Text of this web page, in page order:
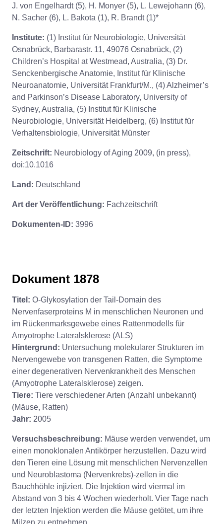
J. von Engelhardt (5), H. Monyer (5), L. Lewejohann (6),
N. Sacher (6), L. Bakota (1), R. Brandt (1)*
Institute: (1) Institut für Neurobiologie, Universität
Osnabrück, Barbarastr. 11, 49076 Osnabrück, (2)
Children’s Hospital at Westmead, Australia, (3) Dr.
Senckenbergische Anatomie, Institut für Klinische
Neuroanatomie, Universität Frankfurt/M., (4) Alzheimer’s
and Parkinson’s Disease Laboratory, University of
Sydney, Australia, (5) Institut für Klinische
Neurobiologie, Universität Heidelberg, (6) Institut für
Verhaltensbiologie, Universität Münster
Zeitschrift: Neurobiology of Aging 2009, (in press),
doi:10.1016
Land: Deutschland
Art der Veröffentlichung: Fachzeitschrift
Dokumenten-ID: 3996
Dokument 1878
Titel: O-Glykosylation der Tail-Domain des
Nervenfaserproteins M in menschlichen Neuronen und
im Rückenmarksgewebe eines Rattenmodells für
Amyotrophe Lateralsklerose (ALS)
Hintergrund: Untersuchung molekularer Strukturen im
Nervengewebe von transgenen Ratten, die Symptome
einer degenerativen Nervenkrankheit des Menschen
(Amyotrophe Lateralsklerose) zeigen.
Tiere: Tiere verschiedener Arten (Anzahl unbekannt)
(Mäuse, Ratten)
Jahr: 2005
Versuchsbeschreibung: Mäuse werden verwendet, um
einen monoklonalen Antikörper herzustellen. Dazu wird
den Tieren eine Lösung mit menschlichen Nervenzellen
und Neuroblastoma (Nervenkrebs)-zellen in die
Bauchhöhle injiziert. Die Injektion wird viermal im
Abstand von 3 bis 4 Wochen wiederholt. Vier Tage nach
der letzten Injektion werden die Mäuse getötet, um ihre